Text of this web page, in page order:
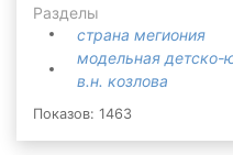
Разделы
страна мегиония
модельная детско-
в.н. козлова
Показов: 1463